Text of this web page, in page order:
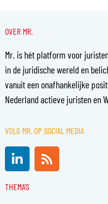
OVER MR.
Mr. is hét platform voor
in de juridische wereld en
vanuit een onafhankelijke
Nederland actieve juristen en
VOLG MR. OP SOCIAL MEDIA
L
i
n
k
R
s
s
THEMA'S